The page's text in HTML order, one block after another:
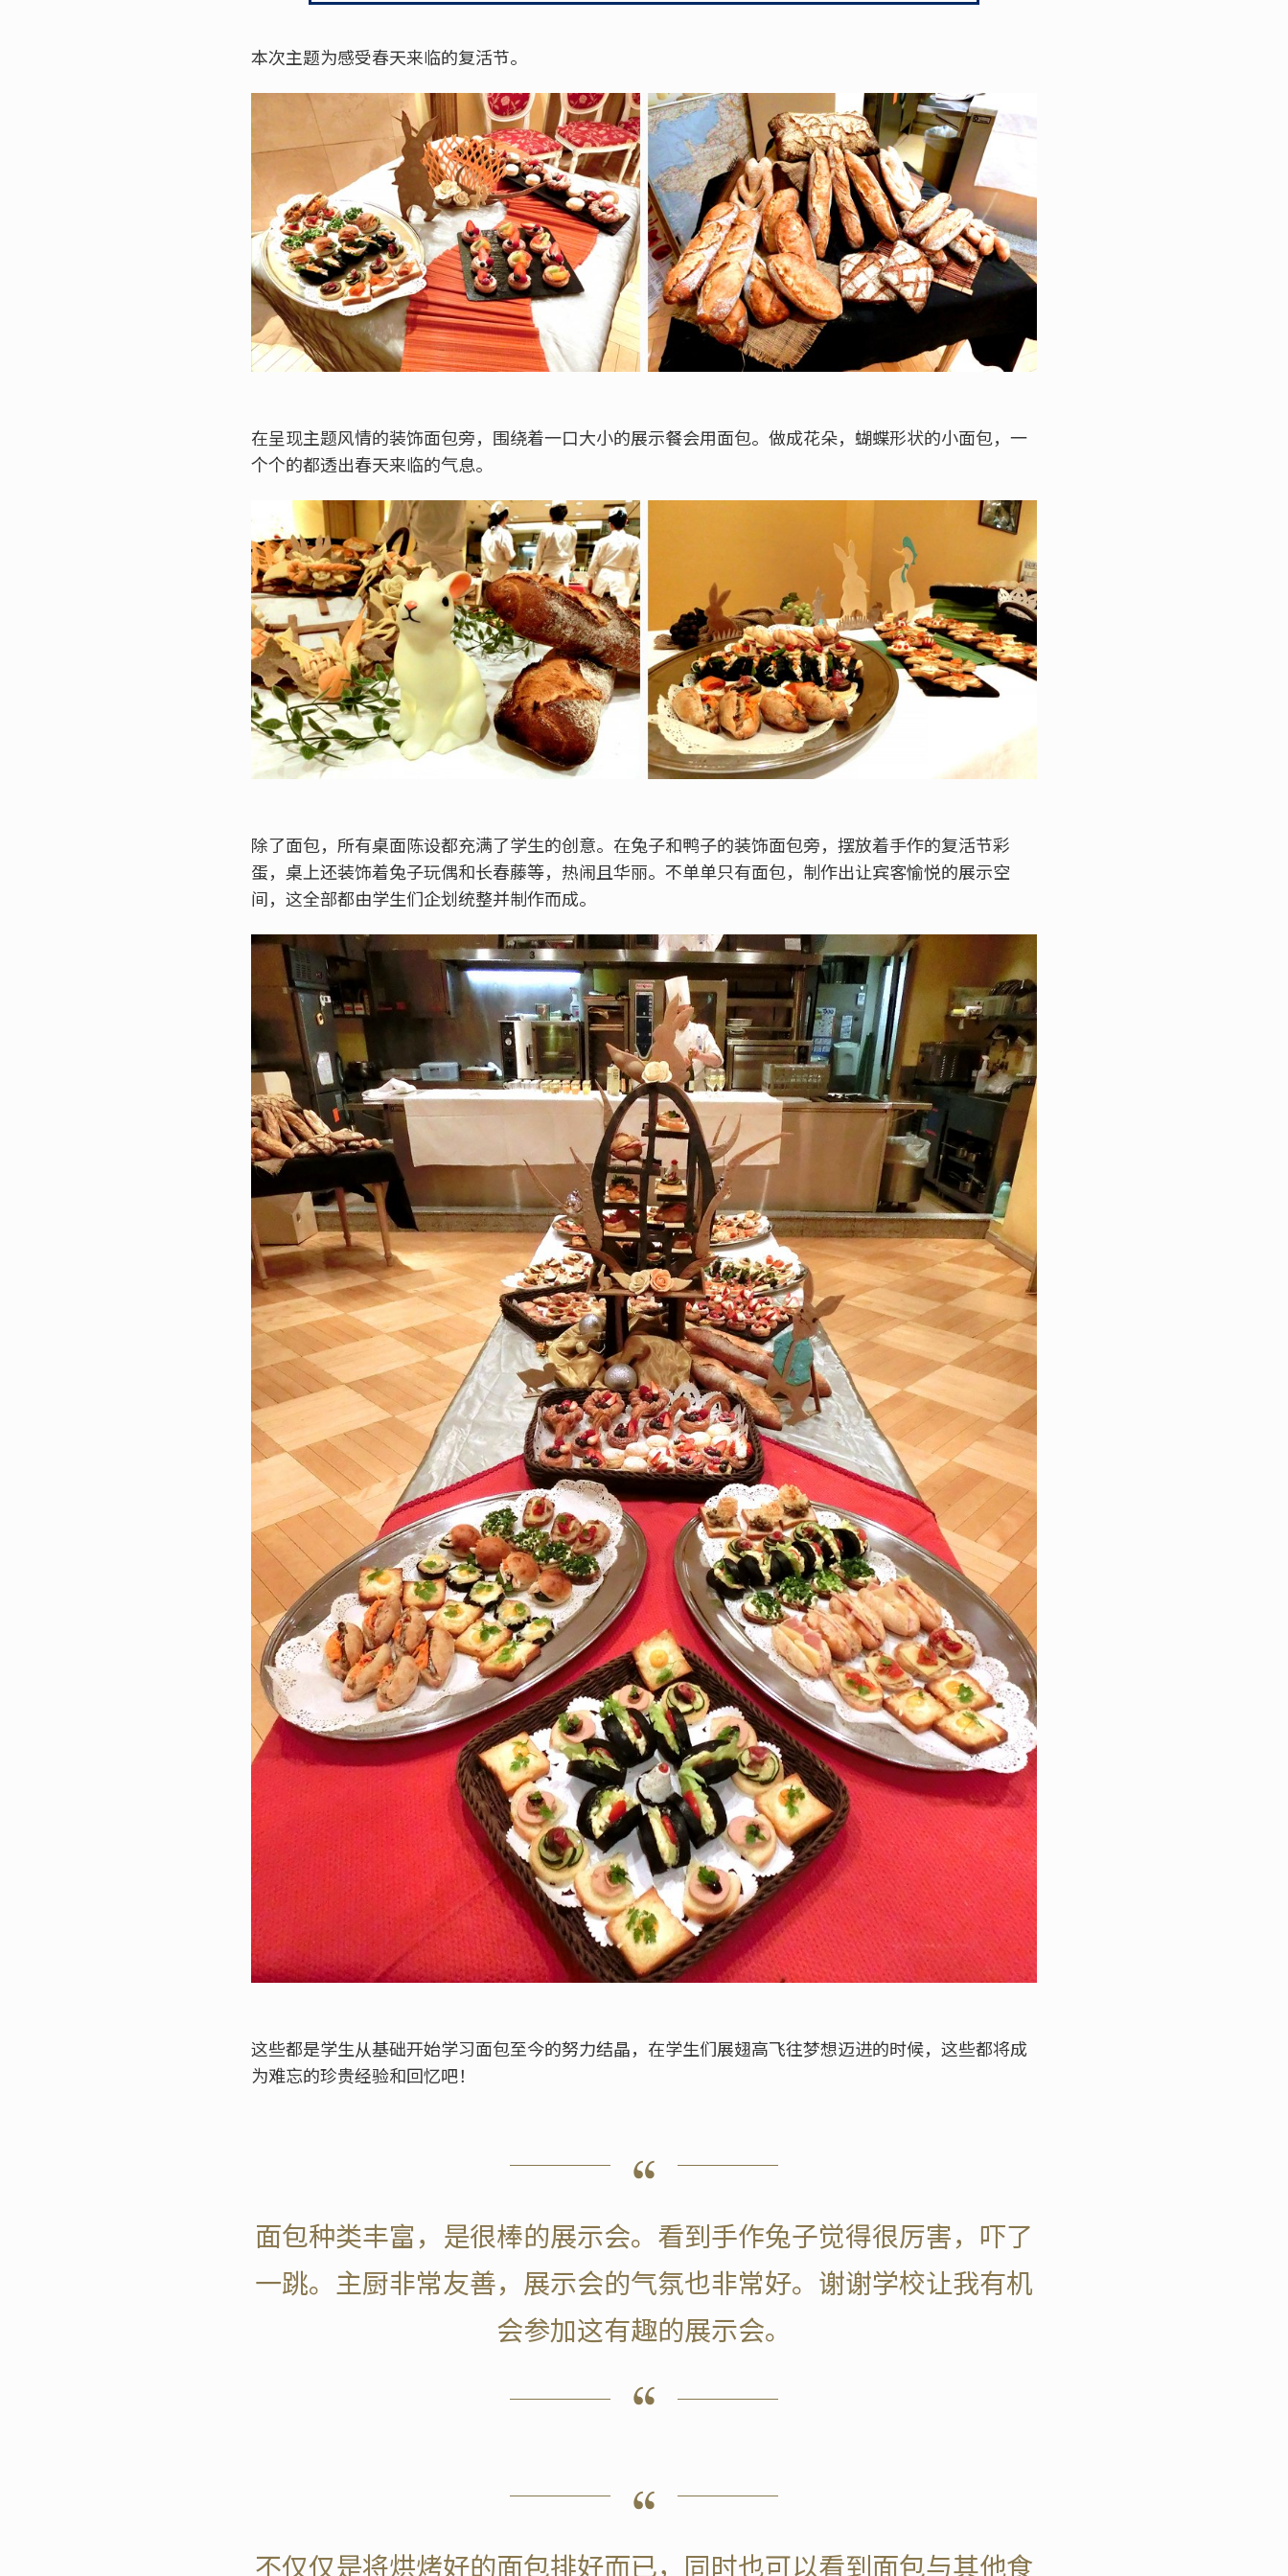
本次主题为感受春天来临的复活节。
在呈现主题风情的装饰面包旁，围绕着一口大小的展示餐会用面包。做成花朵，蝴蝶形状的小面包，一
个个的都透出春天来临的气息。
除了面包，所有桌面陈设都充满了学生的创意。在兔子和鸭子的装饰面包旁，摆放着手作的复活节彩
蛋，桌上还装饰着兔子玩偶和长春藤等，热闹且华丽。不单单只有面包，制作出让宾客愉悦的展示空
间，这全部都由学生们企划统整并制作而成。
这些都是学生从基础开始学习面包至今的努力结晶，在学生们展翅高飞往梦想迈进的时候，这些都将成
为难忘的珍贵经验和回忆吧！
面包种类丰富，是很棒的展示会。看到手作兔子觉得很厉害，吓了
一跳。主厨非常友善，展示会的气氛也非常好。谢谢学校让我有机
会参加这有趣的展示会。
不仅仅是将烘烤好的面包排好而已，同时也可以看到面包与其他食